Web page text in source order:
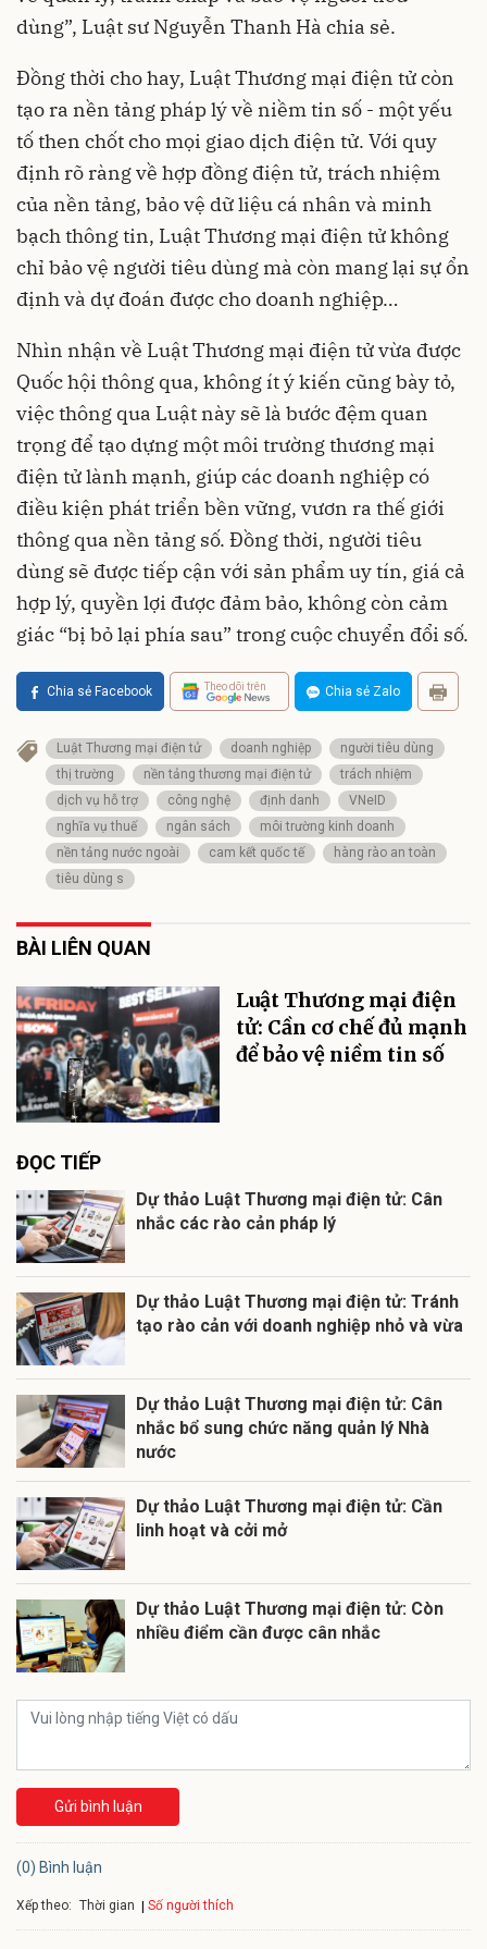
dùng”, Luật sư Nguyễn Thanh Hà chia sẻ.
Đồng thời cho hay, Luật Thương mại điện tử còn
tạo ra nền tảng pháp lý về niềm tin số - một yếu
tố then chốt cho mọi giao dịch điện tử. Với quy
định rõ ràng về hợp đồng điện tử, trách nhiệm
của nền tảng, bảo vệ dữ liệu cá nhân và minh
bạch thông tin, Luật Thương mại điện tử không
chỉ bảo vệ người tiêu dùng mà còn mang lại sự ổn
định và dự đoán được cho doanh nghiệp…
Nhìn nhận về Luật Thương mại điện tử vừa được
Quốc hội thông qua, không ít ý kiến cũng bày tỏ,
việc thông qua Luật này sẽ là bước đệm quan
trọng để tạo dựng một môi trường thương mại
điện tử lành mạnh, giúp các doanh nghiệp có
điều kiện phát triển bền vững, vươn ra thế giới
thông qua nền tảng số. Đồng thời, người tiêu
dùng sẽ được tiếp cận với sản phẩm uy tín, giá cả
hợp lý, quyền lợi được đảm bảo, không còn cảm
giác “bị bỏ lại phía sau” trong cuộc chuyển đổi số.
Chia sẻ Facebook Theo dõi trên Chia sẻ Zalo
Luật Thương mại điện tử doanh nghiệp
người tiêu dùng
thị trường
nền tảng thương mại điện tử
trách nhiệm
dịch vụ hỗ trợ
công nghệ định danh
VNeID
nghĩa vụ thuế
ngân sách
môi trường kinh doanh
nền tảng nước ngoài
cam kết quốc tế
hàng rào an toàn
tiêu dùng s
BÀI LIÊN QUAN
Luật Thương mại điện
tử: Cần cơ chế đủ mạnh
để bảo vệ niềm tin số
ĐỌC TIẾP
Dự thảo Luật Thương mại điện tử: Cân
nhắc các rào cản pháp lý
Dự thảo Luật Thương mại điện tử: Tránh
tạo rào cản với doanh nghiệp nhỏ và vừa
Dự thảo Luật Thương mại điện tử: Cân
nhắc bổ sung chức năng quản lý Nhà
nước
Dự thảo Luật Thương mại điện tử: Cần
linh hoạt và cởi mở
Dự thảo Luật Thương mại điện tử: Còn
nhiều điểm cần được cân nhắc
Gửi bình luận
(0) Bình luận
Xếp theo: Thời gian Số người thích